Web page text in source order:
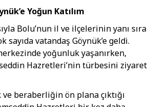
Yoğun Katılım
Bolu’nun il ve ilçelerinin yanı sıra
sayıda vatandaş Göynük’e geldi.
yoğunluk yaşanırken,
Hazretleri’nin türbesini ziyaret
beraberliğin ön plana çıktığı